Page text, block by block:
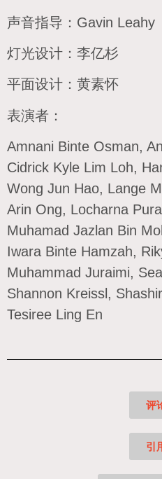
声音指导：Gavin Leahy
灯光设计：李亿杉
平面设计：黄素怀
表演者：
Amnani Binte Osman,
Cidrick Kyle Lim Loh,
Wong Jun Hao, Lange
Arin Ong, Locharna
Muhamad Jazlan Bin
Iwara Binte Hamzah,
Muhammad Juraimi,
Shannon Kreissl,
Tesiree Ling En
评
引